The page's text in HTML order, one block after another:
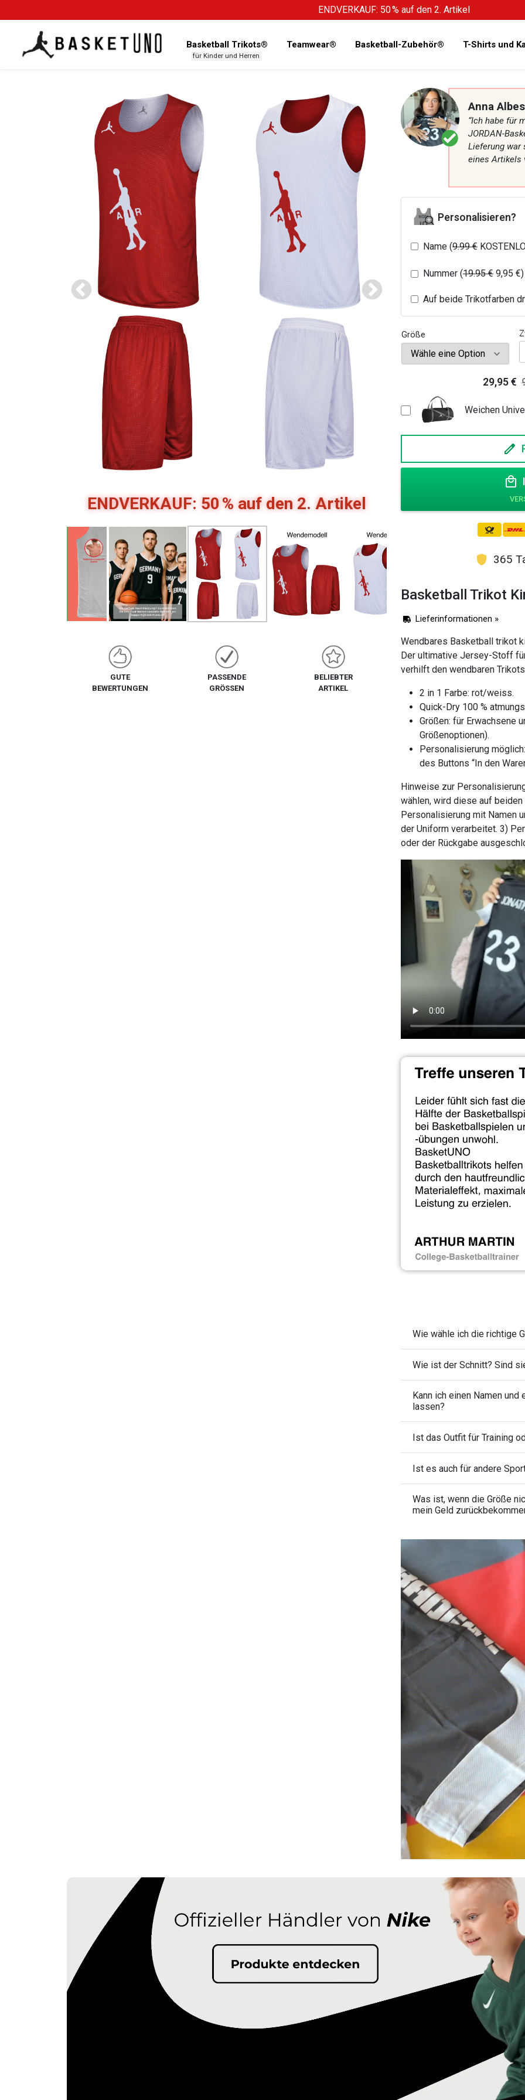
ENDVERKAUF: 50 % auf den 2. Artikel
Basketball Trikots®
für Kinder und Herren
Teamwear® Basketball-Zubehör® T-Shirts und
ENDVERKAUF: 50 % auf den 2. Artikel
GUTE
BEWERTUNGEN
PASSENDE
GRÖSSEN
BELIEBTER
ARTIKEL
Anna Albes
“Ich habe für
JORDAN-
Lieferung war
eines Artikels
Größe
/
Personalisieren?
Name (9.99 €
Nummer (19.95 € 9,95 €)
Auf beide Trikotfarben
Weichen
29,95€
365
Basketball Trikot
Lieferinformationen »
Wendbares Basketball trikot
Der ultimative Jersey-Stoff
verhilft den wendbaren
2 in 1 Farbe: rot/weiss.
Quick-Dry 100 %
Größen: für Erwachsene
Größenoptionen).
Personalisierung
des Buttons “In den
Hinweise zur
wählen, wird diese auf
Personalisierung mit Namen
der Uniform verarbeitet. 3)
oder der Rückgabe
Wie wähle ich die richtige
Wie ist der Schnitt? Sind
Kann ich einen Namen
lassen?
Ist das Outfit für Training
Ist es auch für andere
Was ist, wenn die Größe
mein Geld